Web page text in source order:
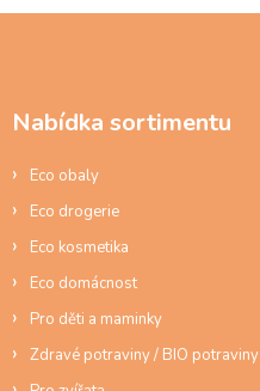
Nabídka sortimentu
Eco obaly
Eco drogerie
Eco kosmetika
Eco domácnost
Pro děti a maminky
Zdravé potraviny / BIO potraviny